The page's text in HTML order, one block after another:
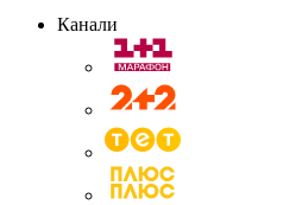
Канали